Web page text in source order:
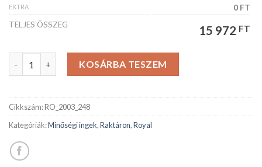
EXTRA
0 FT
TELJES ÖSSZEG
15 972 FT
ROYAL férfiing mennyiségKOSÁRBA TESZEM
Cikkszám:RO_2003_248
Kategóriák:Minőségi ingek,Raktáron,Royal